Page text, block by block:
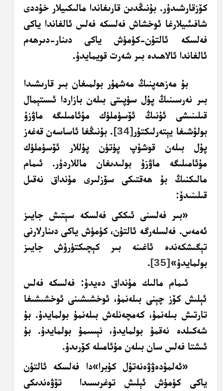
كۆزقارشىدۇر. بۇنىڭدىن قارىغاندا مالىكىيلار خۇددى
شافىئىيلارغا ئوخشاش فەلسكە فەلس ئالغاندا ياكى
فەلسكە ئالتۇن-كۈمۈش ياكى دىنار-دىرھەم
ئالغاندا ئالاھىدە بىر شەرت قويمايدۇ.
بۇ مەزھەپنىڭ مەشھۇر بولمىغان بىر قارىشىدا
بىر نەرسىنىڭ پۇل سۈپىتى بىلەن بازاردائىستېمال
قىلىنىشى ئۇنىڭ ئۆسۈملۈك مۇئامىلىگە ماۋزۇ
بولۇشىغا يېتەرلىكتۇر[34]. بۇنىڭغا ئاساسەن قەغەز
پۇل بىلەنقوشۇپپۈتۈن پۇللار ئۆسۈملۈك
مۇئامىلىگە ماۋزۇ بولىدىغان ماللاردۇر. ئىمام
مالىكنىڭ بۇ ھەقتىكى سۆزلىرى مۇنداق نەقىل
قىلىنىدۇ:
«بىر فەلسنى ئىككى فەلسكە سېتىش جايىز
ئەمەس. فەلسلەرگە ئالتۇن، كۈمۈش ياكى دىنارلارنى
تېگىشكەندە ئاغىنە بىر كېچىكتۈرۈش جايىز
بولمايدۇ»[35]
.
ئىمام مالىك مۇنداق دەيدۇ: فەلسكە فەلس
ئېلىش كۆز چېنى بىلەنمۇ، ئوخشىشىنى ئوخشىشىغا
تارتىش بىلەنمۇ، كەمچەنلەش بىلەنمۇ بولمايدۇ. بۇ
شەكىلدە نەقمۇ بولمايدۇ، نېسىمۇ بولمايدۇ. بۇ
ئىشتا فەلس سان بىلەن مۇئامىلە كۆرىدۇ.
«ئەلمۇدەۋۋەنەتۇل كۇبرا»دا فەلسكە ئالتۇن
ياكى كۈمۈش ئېلىش توغرىسىدا تۆۋەندىكى